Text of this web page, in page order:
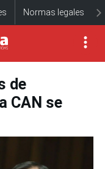
Normas legales
de
CAN se